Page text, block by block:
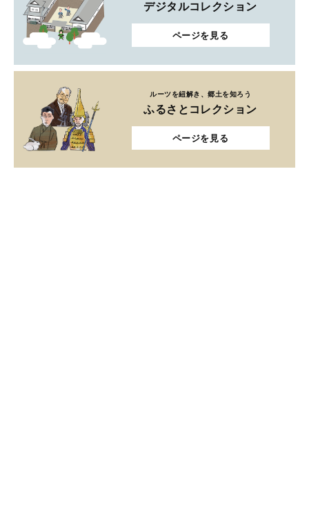
デジタルコレクション
ページを見る
ルーツを紐解き、郷土を知ろう
ふるさとコレクション
ページを見る